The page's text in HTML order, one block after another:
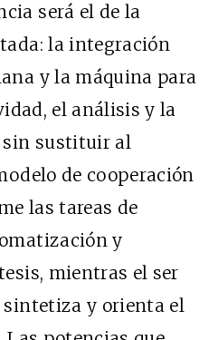
será el de la
la integración
y la máquina para
el análisis y la
sin sustituir al
de cooperación
las tareas de
y
mientras el ser
y orienta el